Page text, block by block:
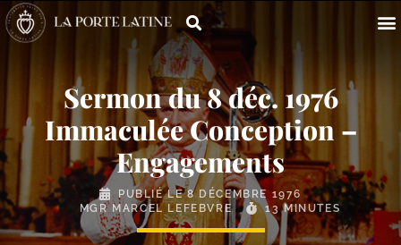
Sermon du 8 déc. 1976
Immaculée Conception –
Engagements
PUBLIÉ LE8 DÉCEMBRE 1976
MGR MARCEL LEFEBVRE
13 MINUTES